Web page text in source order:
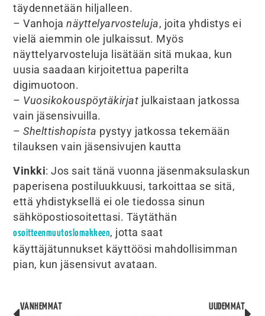
täydennetään hiljalleen.
– Vanhojanäyttelyarvosteluja, joita yhdistys ei
vielä aiemmin ole julkaissut. Myös
näyttelyarvosteluja lisätään sitä mukaa, kun
uusia saadaan kirjoitettua paperilta
digimuotoon.
– Vuosikokouspöytäkirjat julkaistaan jatkossa
vain jäsensivuilla.
–Shelttishopista pystyy jatkossa tekemään
tilauksen vain jäsensivujen kautta
Vinkki: Jos sait tänä vuonna jäsenmaksulaskun
paperisena postiluukkuusi, tarkoittaa se sitä,
että yhdistyksellä ei ole tiedossa sinun
sähköpostiosoitettasi. Täytäthän
osoitteenmuutoslomakkeen, jotta saat
käyttäjätunnukset käyttöösi mahdollisimman
pian, kun jäsensivut avataan.
VANHEMMAT UUDEMMAT